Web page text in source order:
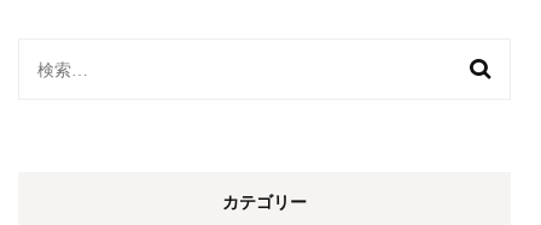
検
カテゴリー